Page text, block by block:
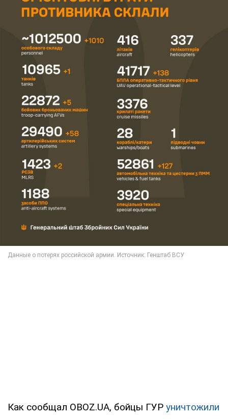
Как сообщал OBOZ.UA, бойцы ГУР уничтожили